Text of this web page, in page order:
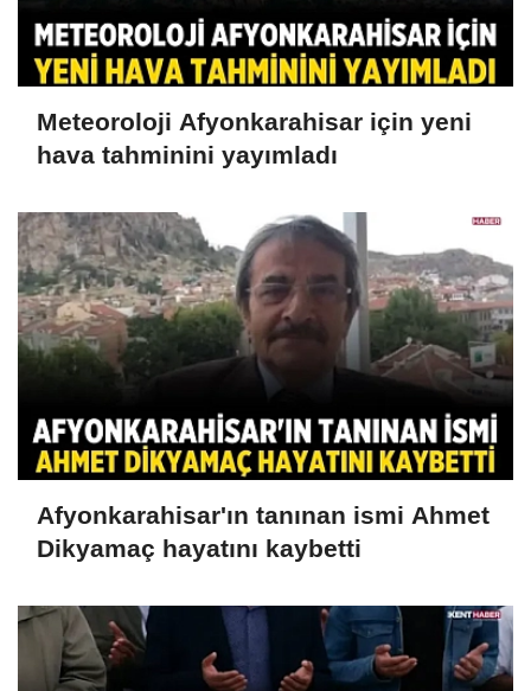
Meteoroloji Afyonkarahisar için yeni
hava tahminini yayımladı
Afyonkarahisar'ın tanınan ismi Ahmet
Dikyamaç hayatını kaybetti